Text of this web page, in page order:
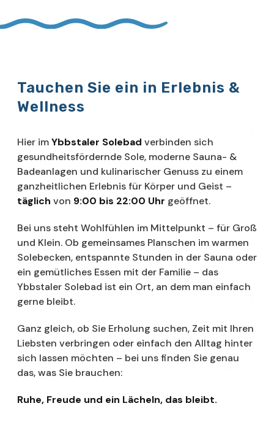
Tauchen Sie ein in Erlebnis &
Wellness
Hier imYbbstaler Solebad verbinden sich
gesundheitsfördernde Sole, moderne Sauna- &
Badeanlagen und kulinarischer Genuss zu einem
ganzheitlichen Erlebnis für Körper und Geist –
täglich von 9:00 bis 22:00 Uhr geöffnet.
Bei uns steht Wohlfühlen im Mittelpunkt – für Groß
und Klein. Ob gemeinsames Planschen im warmen
Solebecken, entspannte Stunden in der Sauna oder
ein gemütliches Essen mit der Familie – das
Ybbstaler Solebad ist ein Ort, an dem man einfach
gerne bleibt.
Ganz gleich, ob Sie Erholung suchen, Zeit mit Ihren
Liebsten verbringen oder einfach den Alltag hinter
sich lassen möchten – bei uns finden Sie genau
das, was Sie brauchen:
Ruhe, Freude und ein Lächeln, das bleibt.